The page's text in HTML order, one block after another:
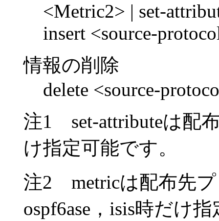
<Metric2> | set-
insert <source-
情報の削除
delete <source-
注1 set-attributeは配
け指定可能です。
注2 metricは配布先
ospf6ase，isis時だけ